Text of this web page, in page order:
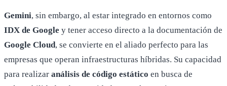
Gemini, sin embargo, al estar integrado en entornos como
IDX de Google y tener acceso directo a la documentación de
Google Cloud, se convierte en el aliado perfecto para las
empresas que operan infraestructuras híbridas. Su capacidad
para realizar análisis de código estático en busca de